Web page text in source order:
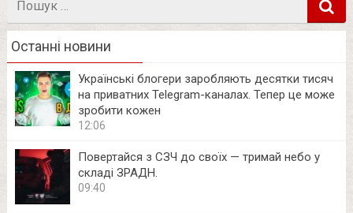
Останні новини
Українські блогери заробляють десятки тисяч
на приватних Telegram-каналах. Тепер це може
зробити кожен
12:06
Повертайся з СЗЧ до своїх — тримай небо у
складі ЗРАДН.
09:40